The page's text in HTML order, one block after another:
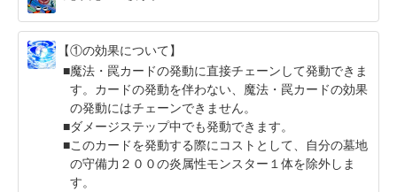
【①の効果について】
魔法・罠カードの発動に直接チェーンして発動できま
す。カードの発動を伴わない、魔法・罠カードの効果
の発動にはチェーンできません。
ダメージステップ中でも発動できます。
このカードを発動する際にコストとして、自分の墓地
の守備力２００の炎属性モンスター１体を除外しま
す。